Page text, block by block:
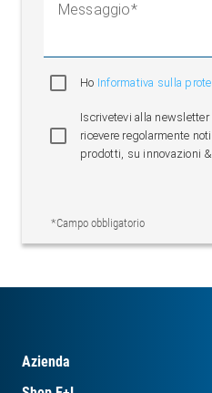
Messaggio
Ho Informativa sulla
Iscrivetevi alla
ricevere regolarmente
prodotti, su innovazioni
*Campo obbligatorio
Azienda